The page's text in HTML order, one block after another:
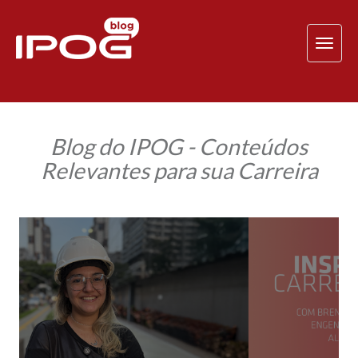
Blog do IPOG - Conteúdos
Relevantes para sua Carreira
A
trajetória
inspiradora
de
Brenda
de
Alencar
até
o
topo
da
engenharia